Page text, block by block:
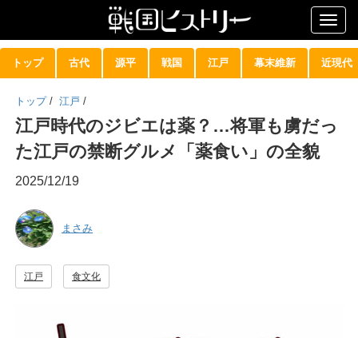
トップ 古代 源平 戦国 江戸 幕末維新 近現代
トップ / 江戸 /
江戸時代のジビエは薬？…将軍も虜だっ
た江戸の禁断グルメ「薬食い」の全貌
2025/12/19
まさみ
江戸 食文化